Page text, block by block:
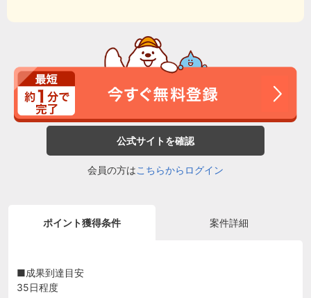
公式サイトを確認
会員の方はこちらからログイン
ポイント獲得条件 案件詳細
■成果到達目安
35日程度